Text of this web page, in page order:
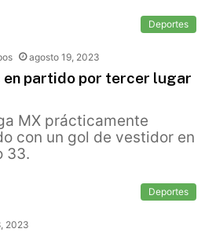
Deportes
agosto 19, 2023
en partido por tercer lugar
MX prácticamente
con un gol de vestidor en
33.
Deportes
2023